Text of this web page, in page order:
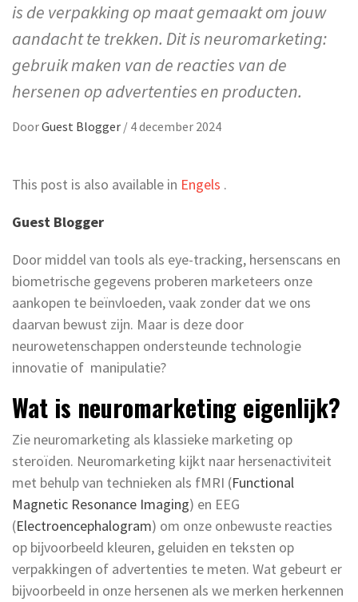
is de verpakking op maat gemaakt om jouw
aandacht te trekken. Dit is neuromarketing:
gebruik maken van de reacties van de
hersenen op advertenties en producten.
DoorGuest Blogger / 4 december 2024
This post is also available in Engels .
Guest Blogger
Door middel van tools als eye-tracking, hersenscans en
biometrische gegevens proberen marketeers onze
aankopen te beïnvloeden, vaak zonder dat we ons
daarvan bewust zijn. Maar is deze door
neurowetenschappen ondersteunde technologie
innovatie of manipulatie?
Wat is neuromarketing eigenlijk?
Zie neuromarketing als klassieke marketing op
steroïden. Neuromarketing kijkt naar hersenactiviteit
met behulp van technieken als fMRI (Functional
Magnetic Resonance Imaging) en EEG
(Electroencephalogram) om onze onbewuste reacties
op bijvoorbeeld kleuren, geluiden en teksten op
verpakkingen of advertenties te meten. Wat gebeurt er
bijvoorbeeld in onze hersenen als we merken herkennen